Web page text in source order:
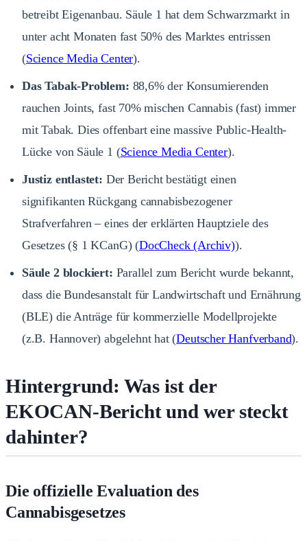
betreibt Eigenanbau. Säule 1 hat dem Schwarzmarkt in
unter acht Monaten fast 50% des Marktes entrissen
(Science Media Center).
Das Tabak-Problem: 88,6% der Konsumierenden
rauchen Joints, fast 70% mischen Cannabis (fast) immer
mit Tabak. Dies offenbart eine massive Public-Health-
Lücke von Säule 1 (Science Media Center).
Justiz entlastet: Der Bericht bestätigt einen
signifikanten Rückgang cannabisbezogener
Strafverfahren – eines der erklärten Hauptziele des
Gesetzes (§ 1 KCanG) (DocCheck (Archiv)).
Säule 2 blockiert: Parallel zum Bericht wurde bekannt,
dass die Bundesanstalt für Landwirtschaft und Ernährung
(BLE) die Anträge für kommerzielle Modellprojekte
(z.B. Hannover) abgelehnt hat (Deutscher Hanfverband).
Hintergrund: Was ist der
EKOCAN-Bericht und wer steckt
dahinter?
Die offizielle Evaluation des
Cannabisgesetzes